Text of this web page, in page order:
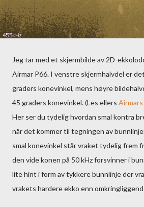
Jeg tar med et skjermbilde av 2D-
Airmar P66. I venstre skjermhalvdel er
graders konevinkel, mens høyre
45 graders konevinkel. (Les ellers Airmars
Her ser du tydelig hvordan smal kontra
når det kommer til tegningen av
smal konevinkel står vraket tydelig frem
den vide konen på 50 kHz forsvinner i
lite hint i form av tykkere bunnlinje der
vrakets hardere ekko enn